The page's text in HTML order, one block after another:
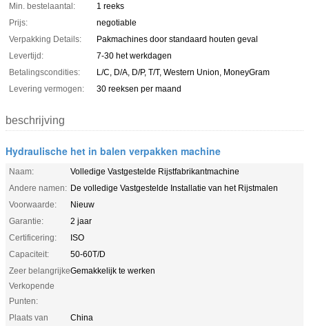
Min. bestelaantal:
1 reeks
Prijs:
negotiable
Verpakking Details:
Pakmachines door standaard houten geval
Levertijd:
7-30 het werkdagen
Betalingscondities:
L/C, D/A, D/P, T/T, Western Union, MoneyGram
Levering vermogen:
30 reeksen per maand
beschrijving
Hydraulische het in balen verpakken machine
Naam:
Volledige Vastgestelde Rijstfabrikantmachine
Andere namen: De volledige Vastgestelde Installatie van het Rijstmalen
Voorwaarde:
Nieuw
Garantie:
2 jaar
Certificering:
ISO
Capaciteit:
50-60T/D
Zeer belangrijke
Verkopende
Punten:
Gemakkelijk te werken
Plaats van
China